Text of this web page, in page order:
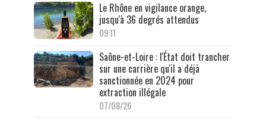
Le Rhône en vigilance orange,
jusqu'à 36 degrés attendus
09:11
Saône-et-Loire : l'État doit trancher
sur une carrière qu'il a déjà
sanctionnée en 2024 pour
extraction illégale
07/08/26